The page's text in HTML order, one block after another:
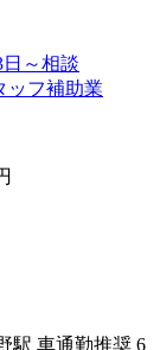
駅 車通勤推奨 6